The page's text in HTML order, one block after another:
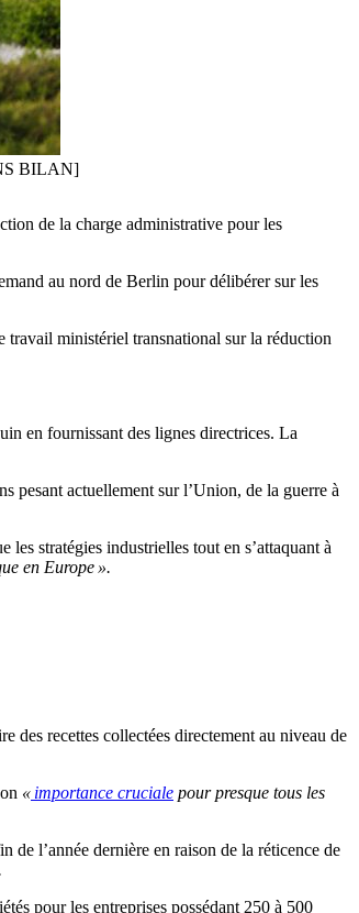
BILAN]
de la charge administrative pour les
au nord de Berlin pour délibérer sur les
travail ministériel transnational sur la réduction
en fournissant des lignes directrices. La
pesant actuellement sur l’Union, de la guerre à
les stratégies industrielles tout en s’attaquant à
en Europe ».
des recettes collectées directement au niveau de
« importance cruciale pour presque tous les
de l’année dernière en raison de la réticence de
pour les entreprises possédant 250 à 500